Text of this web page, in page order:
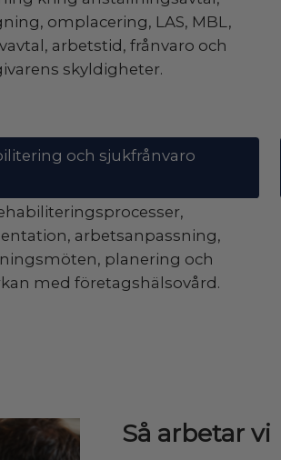
omplacering, LAS, MBL,
arbetstid, frånvaro och
skyldigheter.
och sjukfrånvaro
arbetsanpassning,
planering och
med företagshälsovård.
Så arbetar vi